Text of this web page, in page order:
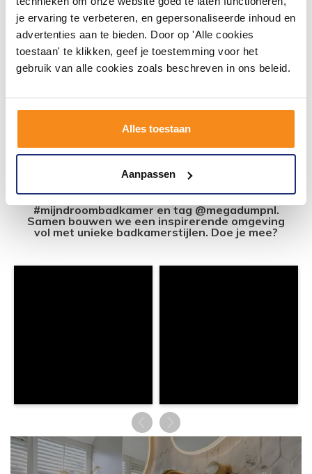
je ervaring te verbeteren, en gepersonaliseerde inhoud en
advertenties aan te bieden. Door op 'Alle cookies
toestaan' te klikken, geef je toestemming voor het
gebruik van alle cookies zoals beschreven in ons beleid.
Alles toestaan
Aanpassen
456,17
377,00
Meer info
#mijndroombadkamer
badkamer op Instagram met
#mijndroombadkamer en tag @megadumpnl.
Samen bouwen we een inspirerende omgeving
vol met unieke badkamerstijlen. Doe je mee?